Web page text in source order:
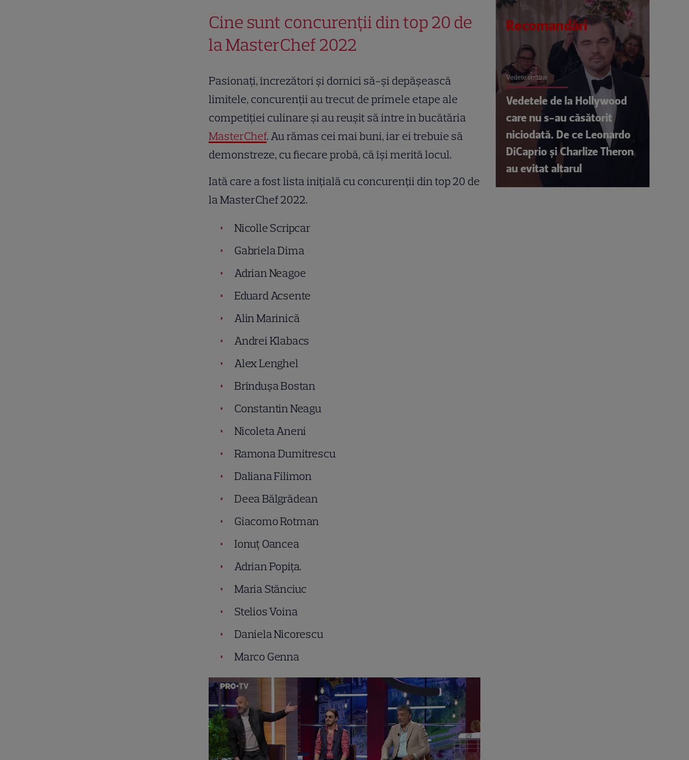
Cine sunt concurenții din top 20 de
la MasterChef 2022
Pasionați, încrezători și dornici să-și depășească
limitele, concurenții au trecut de primele etape ale
competiției culinare și au reușit să intre în bucătăria
MasterChef. Au rămas cei mai buni, iar ei trebuie să
demonstreze, cu fiecare probă, că își merită locul.
Iată care a fost lista inițială cu concurenții din top 20 de
la MasterChef 2022.
Nicolle Scripcar
Gabriela Dima
Adrian Neagoe
Eduard Acsente
Alin Marinică
Andrei Klabacs
Alex Lenghel
Brîndușa Bostan
Constantin Neagu
Nicoleta Aneni
Ramona Dumitrescu
Daliana Filimon
Deea Bălgrădean
Giacomo Rotman
Ionuț Oancea
Adrian Popița.
Maria Stănciuc
Stelios Voina
Daniela Nicorescu
Marco Genna
Recomandări
Vedete străine
Vedetele de la Hollywood
care nu s-au căsătorit
niciodată. De ce Leonardo
DiCaprio și Charlize Theron
au evitat altarul